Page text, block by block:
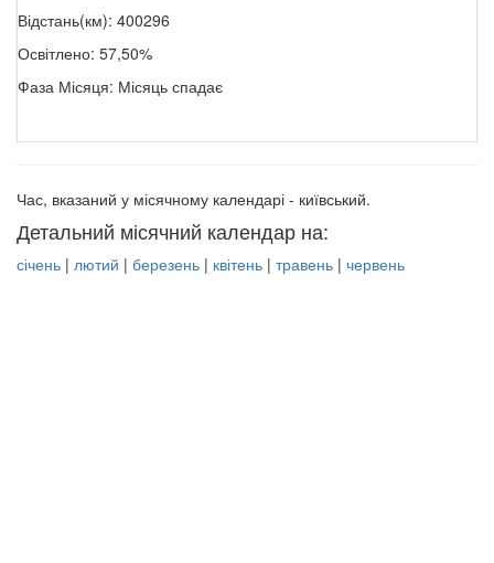
Відстань(км): 400296
Освітлено: 57,50%
Фаза Місяця: Місяць спадає
Час, вказаний у місячному календарі - київський.
Детальний місячний календар на:
січень | лютий | березень | квітень | травень | червень